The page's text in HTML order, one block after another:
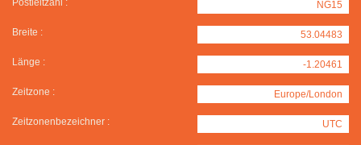
Postleitzahl : NG15
Breite : 53.04483
Länge : -1.20461
Zeitzone : Europe/London
Zeitzonenbezeichner : UTC